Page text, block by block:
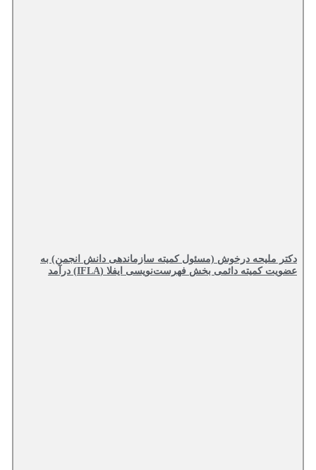
دکتر ملیحه درخوش (مسئول کمیته سازماندهی دانش انجمن) به
عضویت کمیته دائمی بخش فهرست‌نویسی ایفلا (IFLA) درآمد